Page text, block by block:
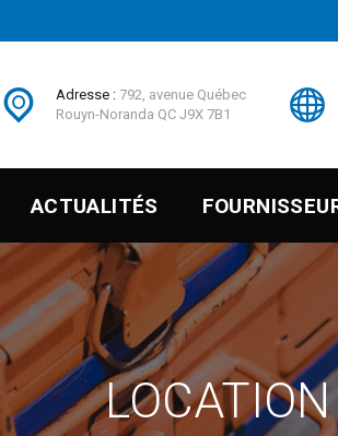
Adresse : 792, avenue Québec
Rouyn-Noranda QC J9X 7B1
ACTUALITÉS
LOCATION